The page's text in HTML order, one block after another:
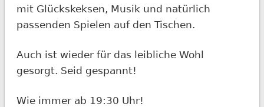
mit Glückskeksen, Musik und natürlich
passenden Spielen auf den Tischen.
Auch ist wieder für das leibliche Wohl
gesorgt. Seid gespannt!
Wie immer ab 19:30 Uhr!